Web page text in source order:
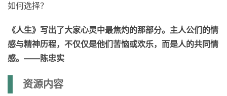
如何选择？
《人生》写出了大家心灵中最焦灼的那部分。主人公们的情
感与精神历程，不仅仅是他们苦恼或欢乐，而是人的共同情
感。——陈忠实
资源内容